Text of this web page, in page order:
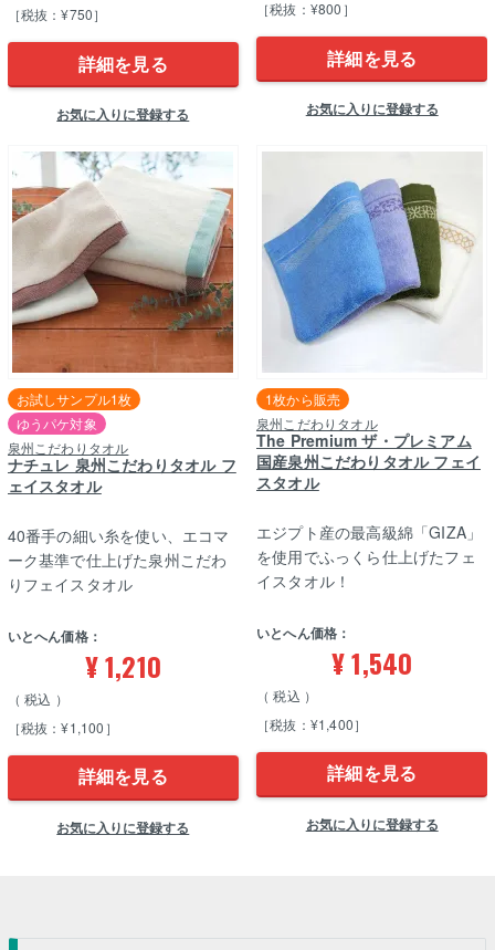
［税抜：¥750］
詳細を見る
お気に入りに登録する
［税抜：¥800］
詳細を見る
お気に入りに登録する
泉州こだわりタオル
ナチュレ 泉州こだわりタオル フ
ェイスタオル
お試しサンプル1枚
ゆうパケ対象
いとへん価格：
¥1,210
税込
［税抜：¥1,100］
40番手の細い糸を使い、エコマ
ーク基準で仕上げた泉州こだわ
りフェイスタオル
詳細を見る
お気に入りに登録する
泉州こだわりタオル
The Premium ザ・プレミアム
国産泉州こだわりタオル フェイ
スタオル
1枚から販売
いとへん価格：
¥1,540
税込
［税抜：¥1,400］
エジプト産の最高級綿「GIZA」
を使用でふっくら仕上げたフェ
イスタオル！
詳細を見る
お気に入りに登録する